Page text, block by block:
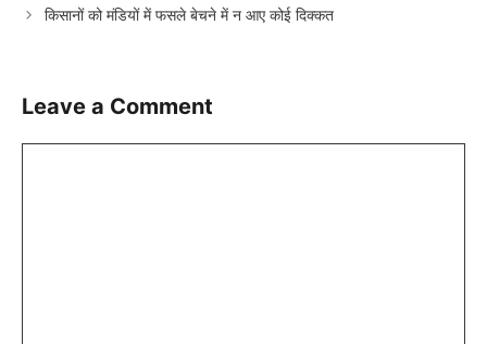
किसानों को मंडियों में फसले बेचने में न आए कोई दिक्कत
Leave a Comment